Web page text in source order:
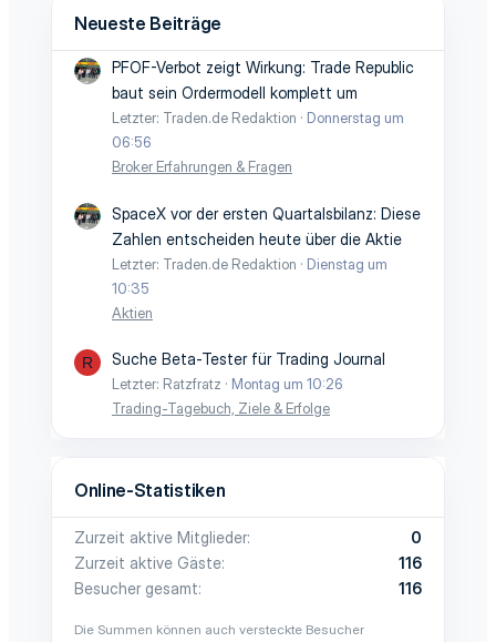
Neueste Beiträge
PFOF-Verbot zeigt Wirkung: Trade Republic
baut sein Ordermodell komplett um
Letzter: Traden.de Redaktion
Donnerstag um
06:56
Broker Erfahrungen & Fragen
SpaceX vor der ersten Quartalsbilanz: Diese
Zahlen entscheiden heute über die Aktie
Letzter: Traden.de Redaktion
Dienstag um
10:35
Aktien
R Suche Beta-Tester für Trading Journal
Letzter: Ratzfratz
Montag um 10:26
Trading-Tagebuch, Ziele & Erfolge
Online-Statistiken
Zurzeit aktive Mitglieder
0
Zurzeit aktive Gäste
116
Besucher gesamt
116
Die Summen können auch versteckte Besucher